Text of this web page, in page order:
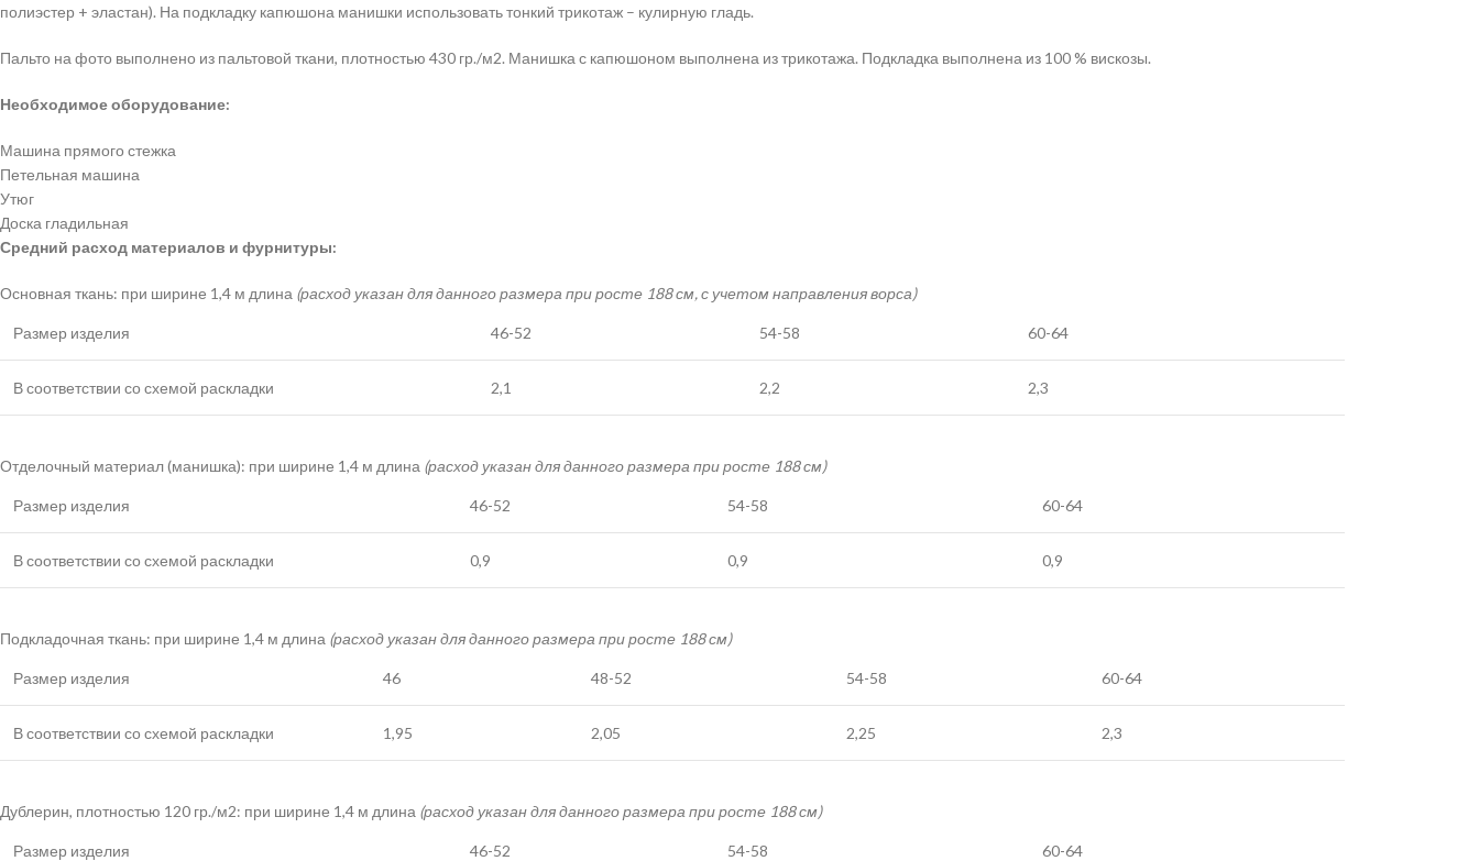
полиэстер + эластан). На подкладку капюшона манишки использовать тонкий трикотаж – кулирную гладь.
Пальто на фото выполнено из пальтовой ткани, плотностью 430 гр./м2. Манишка с капюшоном выполнена из трикотажа. Подкладка выполнена из 100 % вискозы.
Необходимое оборудование:
Машина прямого стежка
Петельная машина
Утюг
Доска гладильная
Средний расход материалов и фурнитуры:
Основная ткань: при ширине 1,4 м длина (расход указан для данного размера при росте 188 см, с учетом направления ворса)
Размер изделия 46-52 54-58 60-64
В соответствии со схемой раскладки 2,1 2,2 2,3
Отделочный материал (манишка): при ширине 1,4 м длина (расход указан для данного размера при росте 188 см)
Размер изделия 46-52 54-58 60-64
В соответствии со схемой раскладки 0,9 0,9 0,9
Подкладочная ткань: при ширине 1,4 м длина (расход указан для данного размера при росте 188 см)
Размер изделия 46 48-52 54-58 60-64
В соответствии со схемой раскладки 1,95 2,05 2,25 2,3
Дублерин, плотностью 120 гр./м2: при ширине 1,4 м длина (расход указан для данного размера при росте 188 см)
Размер изделия 46-52 54-58 60-64